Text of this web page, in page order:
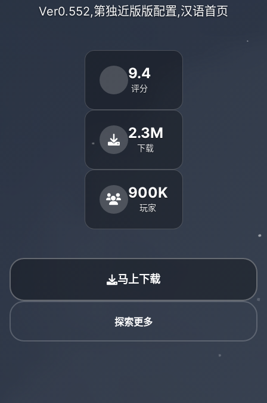
Ver0.552,第独近版版配置,汉语首页
9.4
评分
2.3M
下载
900K
玩家
马上下载
探索更多